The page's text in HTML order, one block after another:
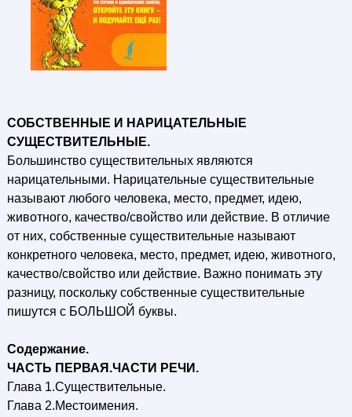
СОБСТВЕННЫЕ И НАРИЦАТЕЛЬНЫЕ
СУЩЕСТВИТЕЛЬНЫЕ.
Большинство существительных являются
нарицательными. Нарицательные существительные
называют любого человека, место, предмет, идею,
животного, качество/свойство или действие. В отличие
от них, собственные существительные называют
конкретного человека, место, предмет, идею, животного,
качество/свойство или действие. Важно понимать эту
разницу, поскольку собственные существительные
пишутся с БОЛЬШОЙ буквы.
Содержание.
ЧАСТЬ ПЕРВАЯ.ЧАСТИ РЕЧИ.
Глава 1.Существительные.
Глава 2.Местоимения.